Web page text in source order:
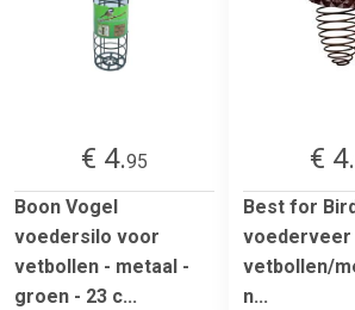
€ 4.95
Boon Vogel
voedersilo voor
vetbollen - metaal -
groen - 23 c...
€ 4.
Best for
voederveer
vetbollen/
n...